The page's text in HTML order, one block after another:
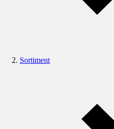
Sortiment